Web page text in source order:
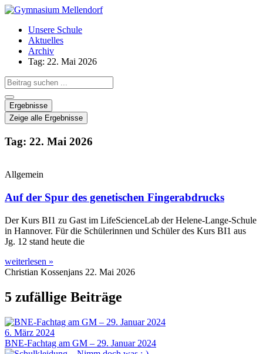
Zum
wechselnUnsere Schule
Aktuelles
Archiv
Tag: 22. Mai 2026
Search
...
Ergebnisse
Zeige alle Ergebnisse
Tag: 22. Mai 2026
Allgemein
Auf der Spur des genetischen Fingerabdrucks
Der Kurs BI1 zu Gast im LifeScienceLab der Helene-Lange-Schule
in Hannover. Für die Schülerinnen und Schüler des Kurs BI1 aus
Jg. 12 stand heute die
weiterlesen »
Christian Kossenjans 22. Mai 2026
5 zufällige Beiträge
6. März 2024
BNE-Fachtag am GM – 29. Januar 2024